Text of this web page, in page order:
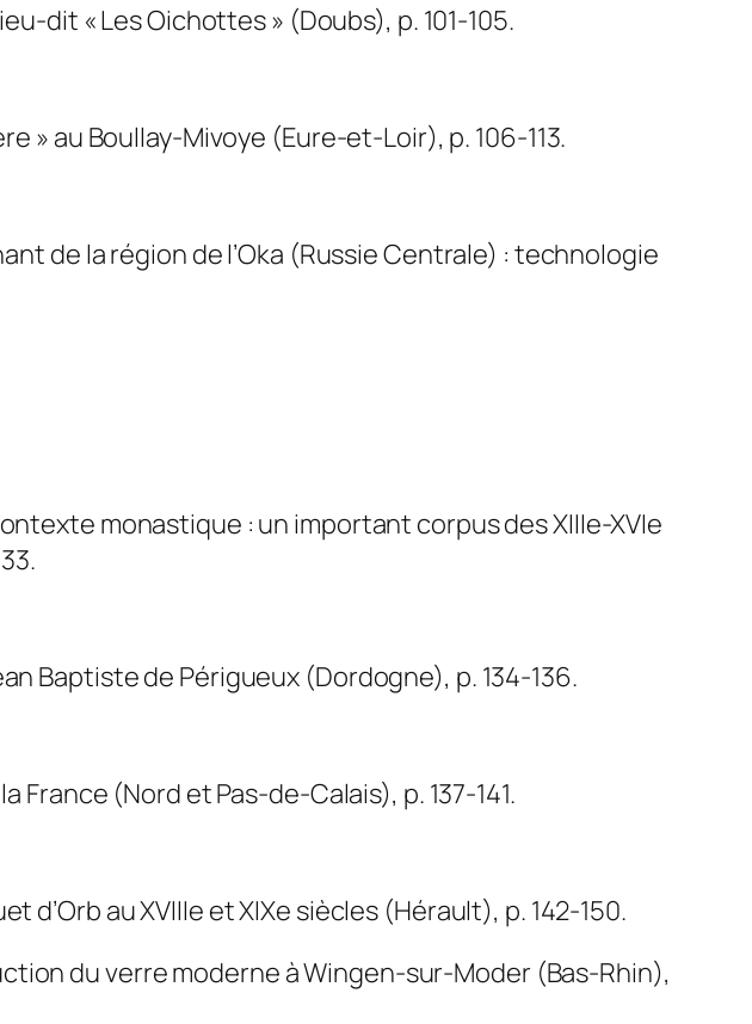
dit « Les Oichottes » (Doubs), p. 101-105.
» au Boullay-Mivoye (Eure-et-Loir), p. 106-113.
de la région de l’Oka (Russie Centrale) : technologie
monastique : un important corpus des XIIIe-XVIe
Baptiste de Périgueux (Dordogne), p. 134-136.
France (Nord et Pas-de-Calais), p. 137-141.
d’Orb au XVIIIe et XIXe siècles (Hérault), p. 142-150.
du verre moderne à Wingen-sur-Moder (Bas-Rhin),